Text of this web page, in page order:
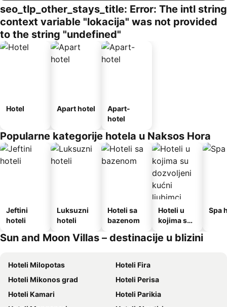
seo_tlp_other_stays_title: Error: The intl string
context variable "lokacija" was not provided
to the string "undefined"
Hotel Apart hotel
Apart-
hotel
Popularne kategorije hotela u Naksos Hora
Jeftini
hoteli
Luksuzni
hoteli
Hoteli sa
bazenom
Hoteli u
kojima su
kućni
Spa
Sun and Moon Villas – destinacije u blizini
Hoteli Milopotas
Hoteli Fira
Hoteli Mikonos grad
Hoteli Perisa
Hoteli Kamari
Hoteli Parikia